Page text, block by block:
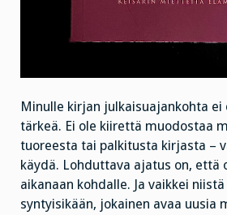
Minulle kirjan julkaisuajankohta ei
tärkeä. Ei ole kiirettä muodostaa
tuoreesta tai palkitusta kirjasta –
käydä. Lohduttava ajatus on, että
aikanaan kohdalle. Ja vaikkei
syntyisikään, jokainen avaa uusia